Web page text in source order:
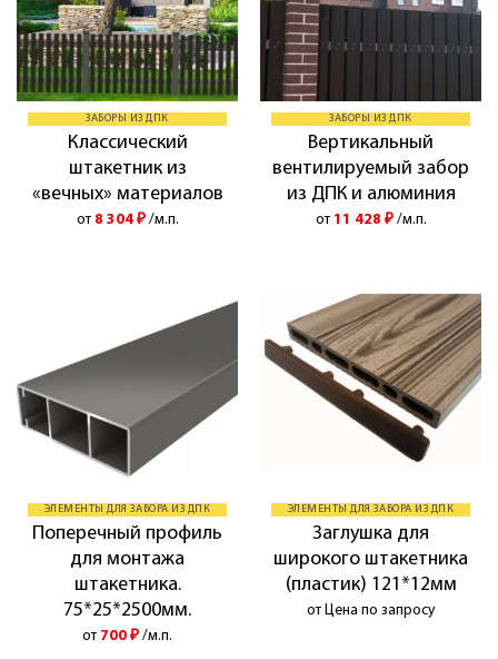
ЗАБОРЫ ИЗ ДПК
Классический
штакетник из
«вечных» материалов
от 8 304 ₽ /м.п.
ЗАБОРЫ ИЗ ДПК
Вертикальный
вентилируемый забор
из ДПК и алюминия
от 11 428 ₽ /м.п.
ЭЛЕМЕНТЫ ДЛЯ ЗАБОРА ИЗ ДПК
Поперечный профиль
для монтажа
штакетника.
75*25*2500мм.
от 700 ₽ /м.п.
ЭЛЕМЕНТЫ ДЛЯ ЗАБОРА ИЗ ДПК
Заглушка для
широкого штакетника
(пластик) 121*12мм
от Цена по запросу